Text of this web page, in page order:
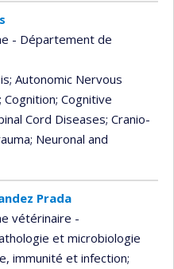
- Département de
; Autonomic Nervous
; Cognition; Cognitive
Cord Diseases; Cranio-
; Neuronal and
Prada
vétérinaire -
et microbiologie
immunité et infection;